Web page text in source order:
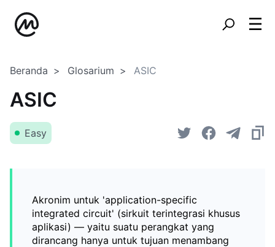
Beranda Glosarium ASIC
ASIC
Easy
Akronim untuk 'application-specific
integrated circuit' (sirkuit terintegrasi khusus
aplikasi) — yaitu suatu perangkat yang
dirancang hanya untuk tujuan menambang